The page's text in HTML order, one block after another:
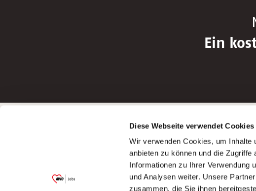
Diese Webseite verwendet Cookies
Wir verwenden Cookies, um Inhalte
anbieten zu können und die
Informationen zu Ihrer Verwendung
und Analysen weiter. Unsere
zusammen, die Sie ihnen
Ein
Garitz Bewirtschaftungsbetriebe GmbH
(Ein Tochterunternehmen des AWO
Bezirksverbandes Unterfranken e.V.)
Bewerbungstipps
Bewerbung als
Bewerbung als
Bewerbung als
Bewerbung als